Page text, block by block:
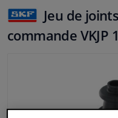
Système d'échappement
Refroidissement &
Jeu de
commande VKJP